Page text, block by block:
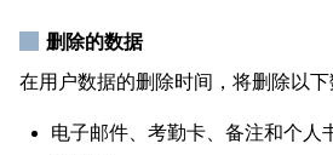
删除的数据
在用户数据的删除时间，将删除以下
电子邮件、考勤卡、备注和个人